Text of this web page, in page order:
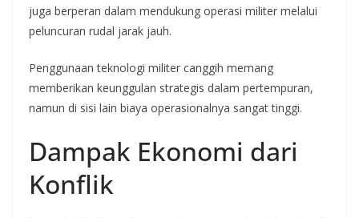
juga berperan dalam mendukung operasi militer melalui
peluncuran rudal jarak jauh.
Penggunaan teknologi militer canggih memang
memberikan keunggulan strategis dalam pertempuran,
namun di sisi lain biaya operasionalnya sangat tinggi.
Dampak Ekonomi dari
Konflik